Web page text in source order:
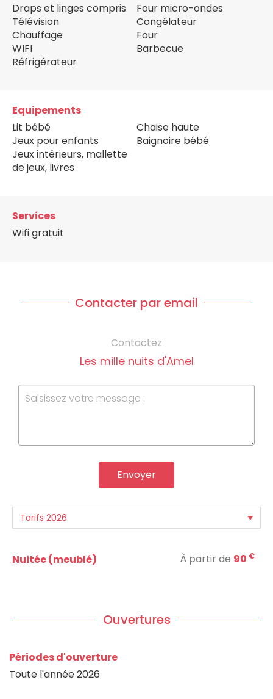
Draps et linges compris
Télévision
Chauffage
WIFI
Réfrigérateur
Four micro-ondes
Congélateur
Four
Barbecue
Equipements
Lit bébé
Jeux pour enfants
Jeux intérieurs, mallette
de jeux, livres
Chaise haute
Baignoire bébé
Services
Wifi gratuit
Contacter par email
Contactez
Les mille nuits d'Amel
Envoyer
Nuitée (meublé) À partir de 90 €
Ouvertures
Périodes d'ouverture
Toute l'année 2026